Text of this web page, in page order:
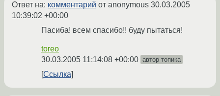
Ответ на: комментарий от anonymous 30.03.2005
10:39:02 +00:00
Пасиба! всем спасибо!! буду пытаться!
toreo
30.03.2005 11:14:08 +00:00 автор топика
Ссылка